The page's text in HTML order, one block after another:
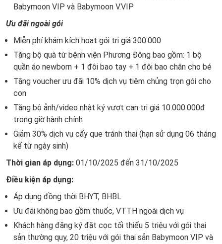
Babymoon VIP và Babymoon V.VIP
Ưu đãi ngoài gói
Miễn phí khám kích hoạt gói trị giá 300.000
Tặng bộ quà từ bệnh viện Phương Đông bao gồm: 1 bộ
quần áo newborn + 1 đôi bao tay + 1 đôi bao chân cho bé
Tặng voucher ưu đãi 10% dịch vụ tiêm chủng trọn gói cho
con
Tặng bộ ảnh/video nhật ký vượt cạn trị giá 10.000.000đ
trong giờ hành chính
Giảm 30% dịch vụ cấy que tránh thai (hạn sử dụng 06 tháng
kể từ ngày sinh)
Thời gian áp dụng: 01/10/2025 đến 31/10/2025
Điều kiện áp dụng:
Áp dụng đồng thời BHYT, BHBL
Ưu đãi không bao gồm thuốc, VTTH ngoài dịch vụ
Khách hàng đăng ký đặt cọc tối thiểu 5 triệu với gói thai
sản thường quy, 20 triệu với gói thai sản Babymoon VIP và